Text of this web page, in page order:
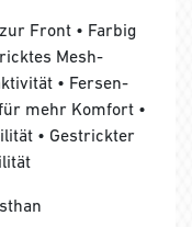
Front • Farbig
Mesh-
• Fersen-
mehr Komfort •
• Gestrickter